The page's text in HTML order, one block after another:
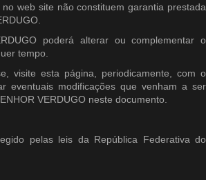
web site não constituem garantia prestada
poderá alterar ou complementar o
tempo.
visite esta página, periodicamente, com o
eventuais modificações que venham a ser
VERDUGO neste documento.
pelas leis da República Federativa do